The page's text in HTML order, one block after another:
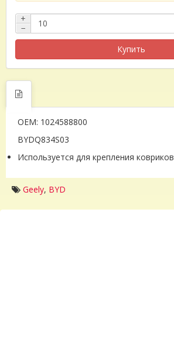
+
−
Купить
OEM: 1024588800
BYDQ834S03
Используется для крепления ковриков
Geely, BYD